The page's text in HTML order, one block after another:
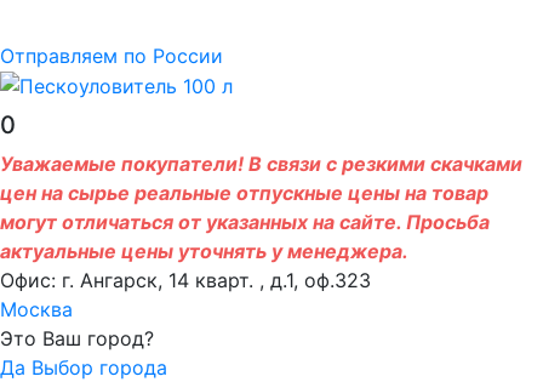
Отправляем по России
0
Уважаемые покупатели! В связи с резкими скачками
цен на сырье реальные отпускные цены на товар
могут отличаться от указанных на сайте. Просьба
актуальные цены уточнять у менеджера.
Офис: г. Ангарск, 14 кварт. , д.1, оф.323
Москва
Это Ваш город?
Да Выбор города